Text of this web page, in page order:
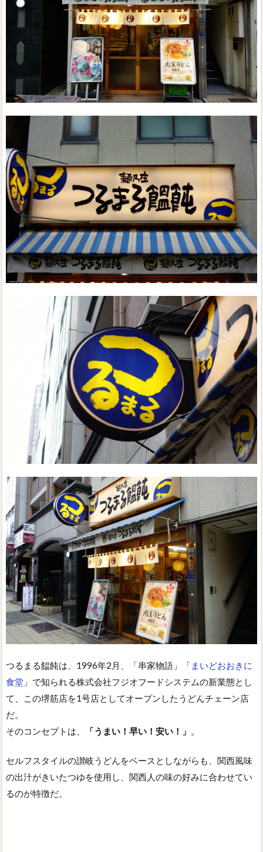
つるまる饂飩は、1996年2月、「串家物語」「 まいどおおきに
食堂 」で知られる株式会社フジオフードシステムの新業態とし
て、この堺筋店を1号店としてオープンしたうどんチェーン店
だ。
そのコンセプトは、
「うまい！早い！安い！」 。
セルフスタイルの讃岐うどんをベースとしながらも、関西風味
の出汁がきいたつゆを使用し、関西人の味の好みに合わせてい
るのが特徴だ。